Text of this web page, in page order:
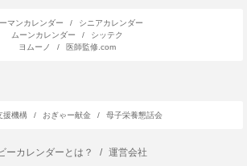
マンカレンダー /
シニアカレンダー
ムーンカレンダー
/
シッテク
ヨムーノ
/ 医師監修.com
援機構 / おぎゃー献金 / 母子栄養懇話会
ーカレンダーとは？ /
運営会社